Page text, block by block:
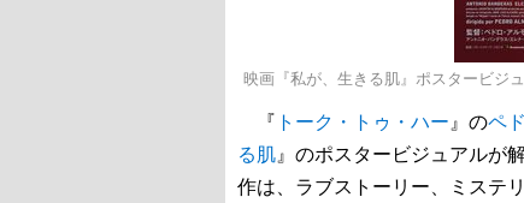
映画『私が、生きる肌』ポスタービジ
『 トーク・トゥ・ハー』のペ
る肌』のポスタービジュアルが
作は、ラブストーリー、ミステ